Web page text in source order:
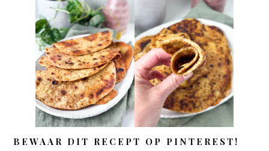
BEWAAR DIT RECEPT OP PINTEREST!